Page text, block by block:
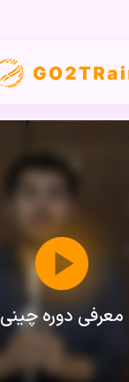
معرفی دوره چینی